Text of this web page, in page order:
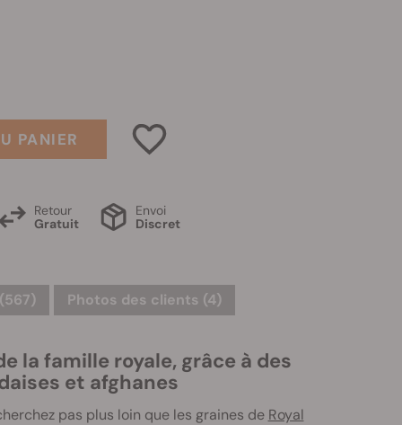
PANIER
Retour
Gratuit
Envoi
Discret
Photos des clients (4)
la famille royale, grâce à des
et afghanes
pas plus loin que les graines de Royal